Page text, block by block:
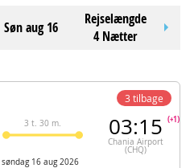
søn aug 16
Rejselængde
4 Nætter
3 t. 30 m. 03:15
Chania Airport
(CHQ)
(+1)
søndag 16 aug 2026
3 tilbage